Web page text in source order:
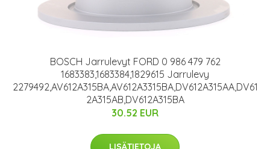
BOSCH Jarrulevyt FORD 0 986 479 762
1683383,1683384,1829615 Jarrulevy
2279492,AV612A315BA,AV612A3315BA,DV612A315AA,DV61
2A315AB,DV612A315BA
30.52 EUR
LISÄTIETOJA